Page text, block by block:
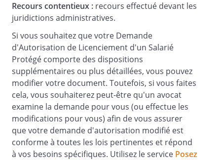
Recours contentieux : recours effectué devant les
juridictions administratives.
Si vous souhaitez que votre Demande
d'Autorisation de Licenciement d'un Salarié
Protégé comporte des dispositions
supplémentaires ou plus détaillées, vous pouvez
modifier votre document. Toutefois, si vous faites
cela, vous souhaiterez peut-être qu'un avocat
examine la demande pour vous (ou effectue les
modifications pour vous) afin de vous assurer
que votre demande d'autorisation modifié est
conforme à toutes les lois pertinentes et répond
à vos besoins spécifiques. Utilisez le service Posez